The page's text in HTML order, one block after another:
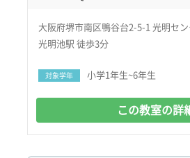
大阪府堺市南区鴨谷台2-5-1 光明セ
光明池駅 徒歩3分
対象学年 小学1年生~6年生
この教室の詳